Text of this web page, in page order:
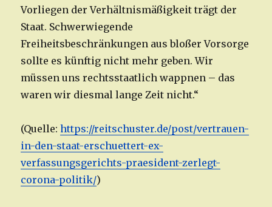
Vorliegen der Verhältnismäßigkeit trägt der
Staat. Schwerwiegende
Freiheitsbeschränkungen aus bloßer Vorsorge
sollte es künftig nicht mehr geben. Wir
müssen uns rechtsstaatlich wappnen – das
waren wir diesmal lange Zeit nicht.“
(Quelle:https://reitschuster.de/post/vertrauen-
in-den-staat-erschuettert-ex-
verfassungsgerichts-praesident-zerlegt-
corona-politik/)